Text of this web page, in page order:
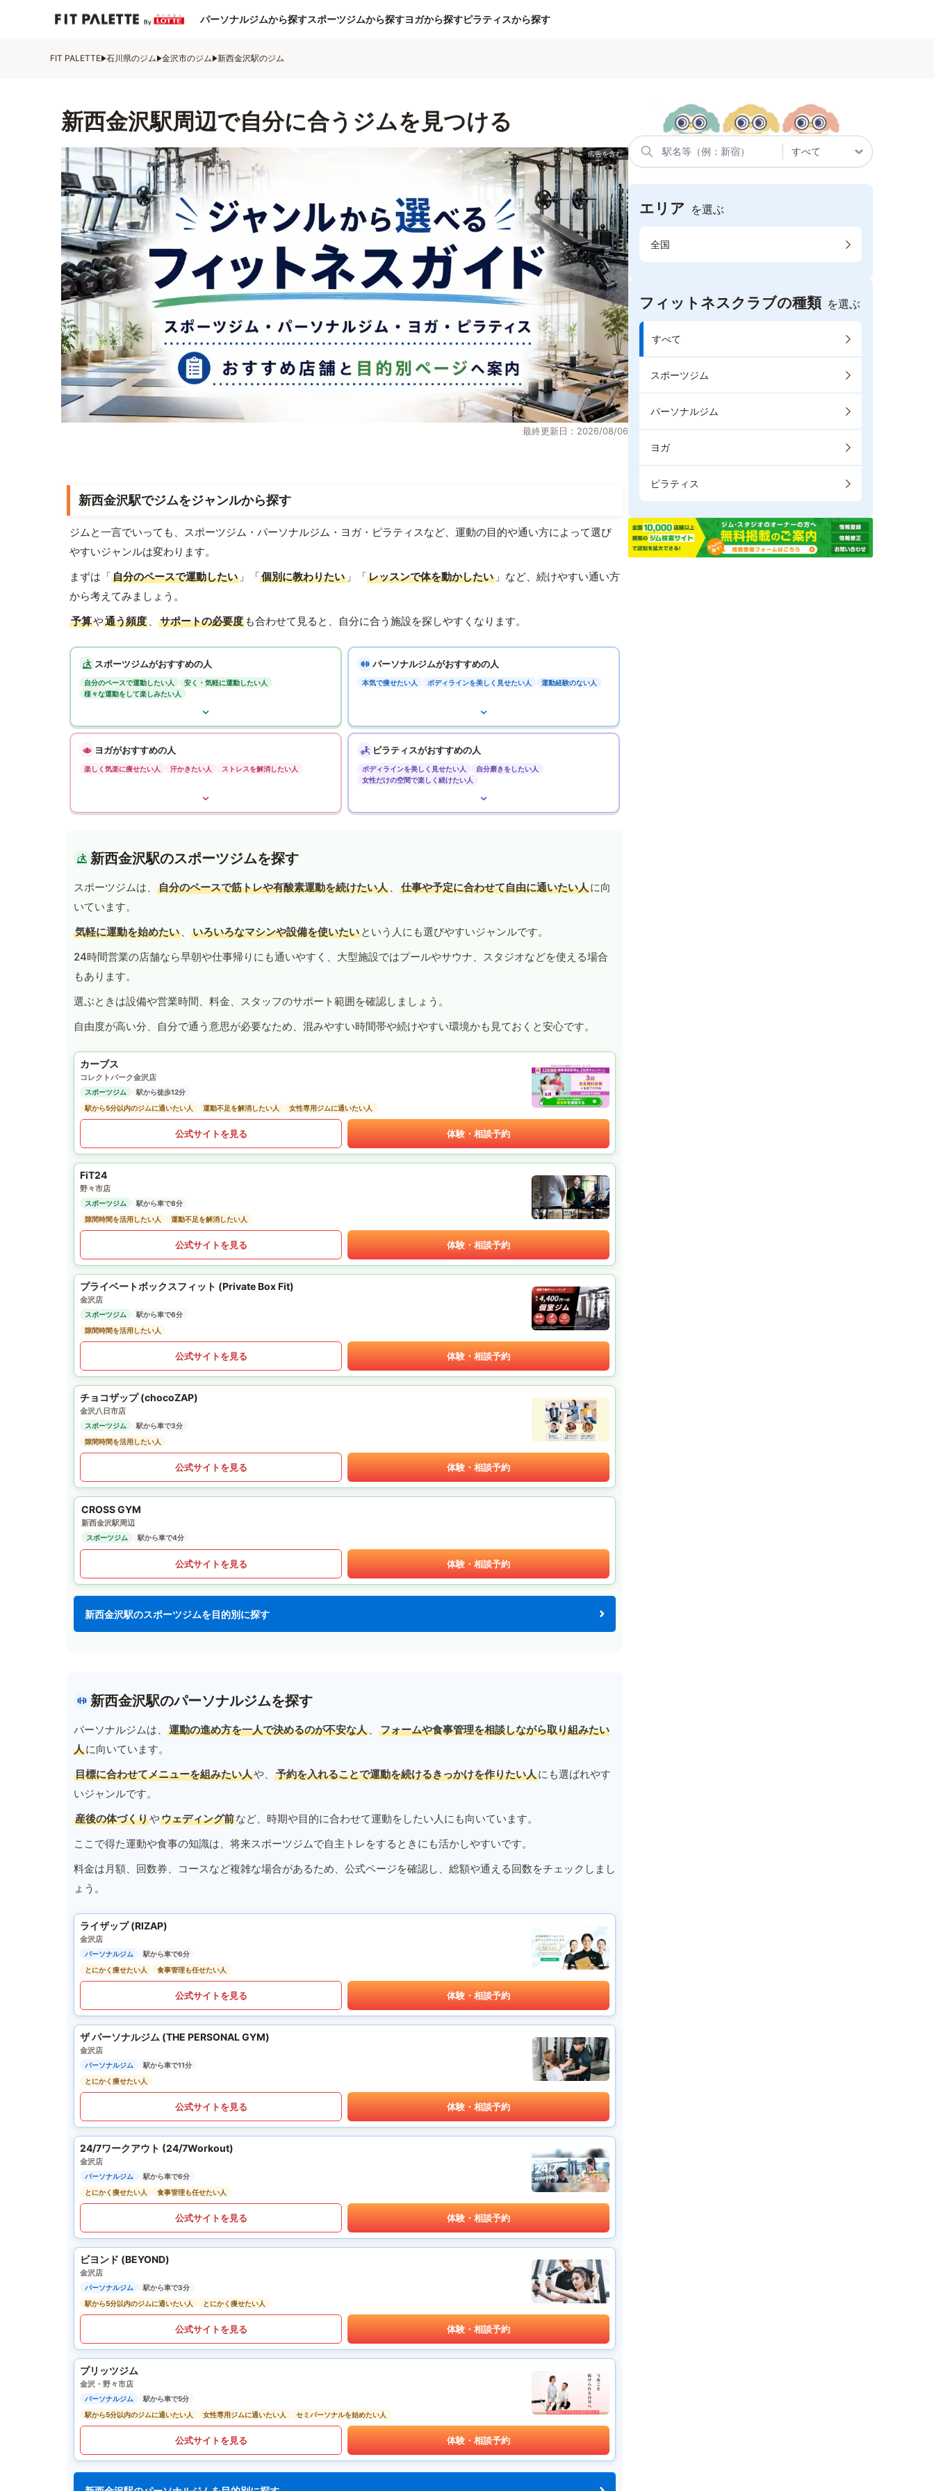
パーソナルジムから探すスポーツジムから探すヨガから探すピラティスから探す
FIT PALETTE 石川県のジム 金沢市のジム 新西金沢駅のジム
新西金沢駅周辺で自分に合うジムを見つける
最終更新日：2026/08/06
新西金沢駅でジムをジャンルから探す
ジムと一言でいっても、スポーツジム・パーソナルジム・ヨガ・ピラティスなど、運動の目的や通い方によって選び
やすいジャンルは変わります。
まずは「自分のペースで運動したい 」「個別に教わりたい 」「レッスンで体を動かしたい 」など、続けやすい通い方
から考えてみましょう。
予算や通う頻度 、 サポートの必要度 も合わせて見ると、自分に合う施設を探しやすくなります。
スポーツジムがおすすめの人
自分のペースで運動したい人
安く・気軽に運動したい人
様々な運動をして楽しみたい人
パーソナルジムがおすすめの人
本気で痩せたい人 ボディラインを美しく見せたい人 運動経験のない人
ヨガがおすすめの人
楽しく気楽に痩せたい人 汗かきたい人 ストレスを解消したい人
ピラティスがおすすめの人
ボディラインを美しく見せたい人
自分磨きをしたい人
女性だけの空間で楽しく続けたい人
新西金沢駅のスポーツジムを探す
スポーツジムは、 自分のペースで筋トレや有酸素運動を続けたい人 、 仕事や予定に合わせて自由に通いたい人に向
いています。
気軽に運動を始めたい 、 いろいろなマシンや設備を使いたい という人にも選びやすいジャンルです。
24時間営業の店舗なら早朝や仕事帰りにも通いやすく、大型施設ではプールやサウナ、スタジオなどを使える場合
もあります。
選ぶときは設備や営業時間、料金、スタッフのサポート範囲を確認しましょう。
自由度が高い分、自分で通う意思が必要なため、混みやすい時間帯や続けやすい環境かも見ておくと安心です。
カーブス
コレクトパーク金沢店
スポーツジム
駅から徒歩12分
駅から5分以内のジムに通いたい人
運動不足を解消したい人 女性専用ジムに通いたい人
公式サイトを見る 体験・相談予約
FiT24
野々市店
スポーツジム
駅から車で8分
隙間時間を活用したい人
運動不足を解消したい人
公式サイトを見る 体験・相談予約
プライベートボックスフィット (Private Box Fit)
金沢店
スポーツジム
駅から車で6分
隙間時間を活用したい人
公式サイトを見る 体験・相談予約
チョコザップ (chocoZAP)
金沢八日市店
スポーツジム
駅から車で3分
隙間時間を活用したい人
公式サイトを見る 体験・相談予約
CROSS GYM
新西金沢駅周辺
スポーツジム 駅から車で4分
公式サイトを見る 体験・相談予約
新西金沢駅のスポーツジムを目的別に探す
新西金沢駅のパーソナルジムを探す
パーソナルジムは、 運動の進め方を一人で決めるのが不安な人 、
フォームや食事管理を相談しながら取り組みたい
人に向いています。
目標に合わせてメニューを組みたい人や、 予約を入れることで運動を続けるきっかけを作りたい人にも選ばれやす
いジャンルです。
産後の体づくりやウェディング前など、時期や目的に合わせて運動をしたい人にも向いています。
ここで得た運動や食事の知識は、将来スポーツジムで自主トレをするときにも活かしやすいです。
料金は月額、回数券、コースなど複雑な場合があるため、公式ページを確認し、総額や通える回数をチェックしまし
ょう。
ライザップ (RIZAP)
金沢店
パーソナルジム
駅から車で6分
とにかく痩せたい人
食事管理も任せたい人
公式サイトを見る 体験・相談予約
ザ パーソナルジム (THE PERSONAL GYM)
金沢店
パーソナルジム
駅から車で11分
とにかく痩せたい人
公式サイトを見る 体験・相談予約
24/7ワークアウト (24/7Workout)
金沢店
パーソナルジム
駅から車で6分
とにかく痩せたい人
食事管理も任せたい人
公式サイトを見る 体験・相談予約
ビヨンド (BEYOND)
金沢店
パーソナルジム
駅から車で3分
駅から5分以内のジムに通いたい人
とにかく痩せたい人
公式サイトを見る 体験・相談予約
プリッツジム
金沢・野々市店
パーソナルジム
駅から車で5分
駅から5分以内のジムに通いたい人
女性専用ジムに通いたい人 セミパーソナルを始めたい人
公式サイトを見る 体験・相談予約
エリア を選ぶ
全国
フィットネスクラブの種類 を選ぶ
すべて
スポーツジム
パーソナルジム
ヨガ
ピラティス